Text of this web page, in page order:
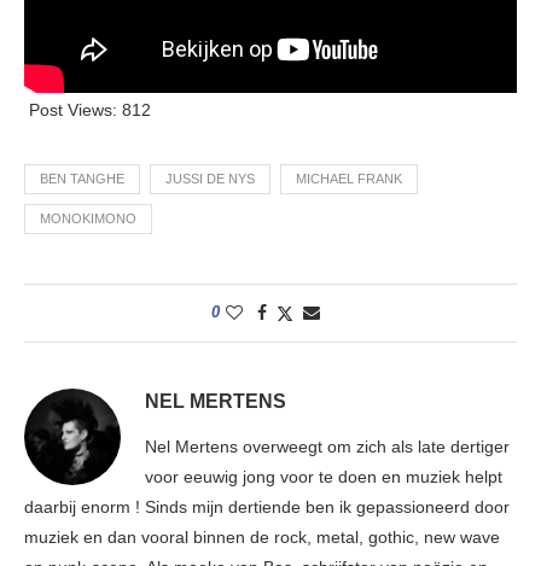
Post Views: 812
BEN TANGHE JUSSI DE NYS MICHAEL FRANK
MONOKIMONO
0
NEL MERTENS
Nel Mertens overweegt om zich als late dertiger
voor eeuwig jong voor te doen en muziek helpt
daarbij enorm ! Sinds mijn dertiende ben ik gepassioneerd door
muziek en dan vooral binnen de rock, metal, gothic, new wave